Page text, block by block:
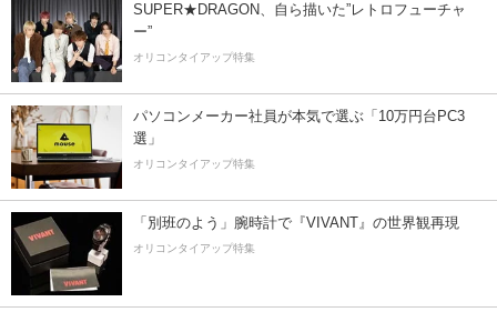
SUPER★DRAGON、自ら描いた”レトロフューチャ
ー”
オリコンタイアップ特集
パソコンメーカー社員が本気で選ぶ「10万円台PC3
選」
オリコンタイアップ特集
「別班のよう」腕時計で『VIVANT』の世界観再現
オリコンタイアップ特集